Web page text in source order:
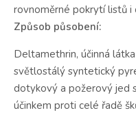
rovnoměrné pokrytí listů i
Způsob působení:
Deltamethrin, účinná
světlostálý syntetický
dotykový a požerový jed
účinkem proti celé řadě